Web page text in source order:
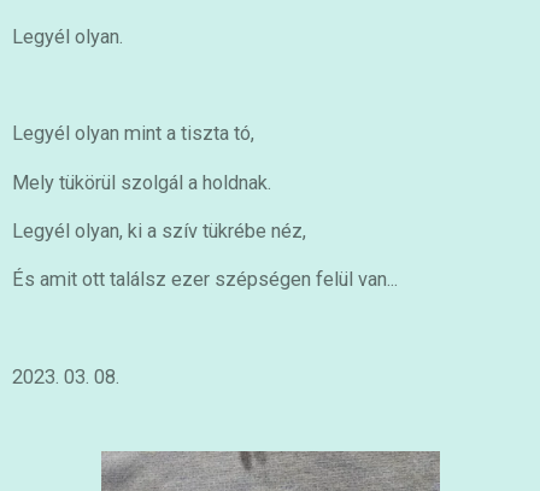
Legyél olyan.
Legyél olyan mint a tiszta tó,
Mely tükörül szolgál a holdnak.
Legyél olyan, ki a szív tükrébe néz,
És amit ott találsz ezer szépségen felül van...
2023. 03. 08.